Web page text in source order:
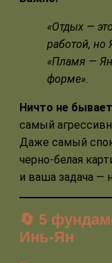
«Отдых —
работой, но
«Пламя —
форме».
Ничто не
самый
Даже самый
черно-белая
и ваша задача —
🔄 5
Инь-Ян